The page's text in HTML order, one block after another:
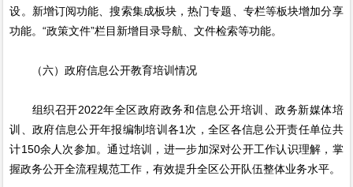
设。新增订阅功能、搜索集成板块，热门专题、专栏等板块增加分享
功能。“政策文件”栏目新增目录导航、文件检索等功能。
（六）政府信息公开教育培训情况
组织召开2022年全区政府政务和信息公开培训、政务新媒体培
训、政府信息公开年报编制培训各1次，全区各信息公开责任单位共
计150余人次参加。通过培训，进一步加深对公开工作认识理解，掌
握政务公开全流程规范工作，有效提升全区公开队伍整体业务水平。